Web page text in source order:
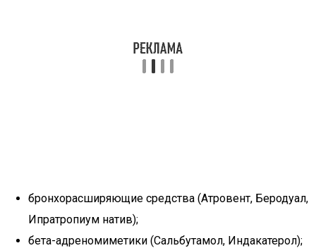
бронхорасширяющие средства (Атровент, Беродуал,
Ипратропиум натив);
бета-адреномиметики (Сальбутамол, Индакатерол);